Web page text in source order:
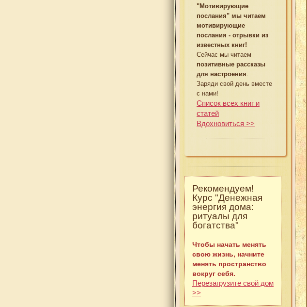
"Мотивирующие
послания" мы читаем
мотивирующие
послания - отрывки из
известных книг!
Сейчас мы читаем
позитивные рассказы
для настроения
Заряди свой день вместе
с нами!
Список всех книг и
статей
Вдохновиться >>
Рекомендуем!
Курс "Денежная
энергия дома:
ритуалы для
богатства"
Чтобы начать менять
свою жизнь, начните
менять пространство
вокруг себя.
Перезагрузите свой дом
>>